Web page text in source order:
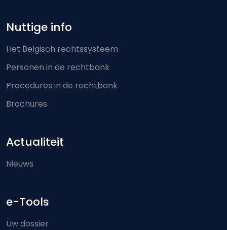
Nuttige info
Het Belgisch rechtssysteem
Personen in de rechtbank
Procedures in de rechtbank
Brochures
Actualiteit
Nieuws
e-Tools
Uw dossier